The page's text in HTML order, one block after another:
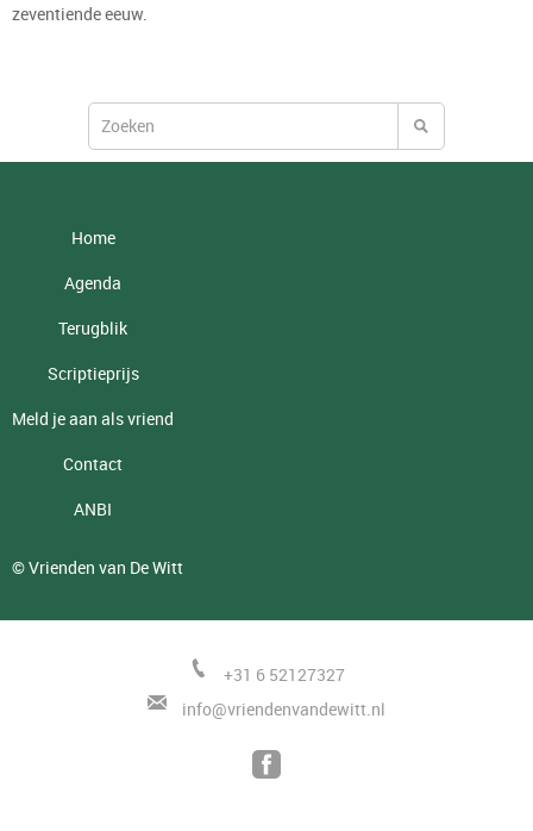
zeventiende eeuw.
Home
Agenda
Terugblik
Scriptieprijs
Meld je aan als vriend
Contact
ANBI
© Vrienden van De Witt
+31 6 52127327
info@vriendenvandewitt.nl